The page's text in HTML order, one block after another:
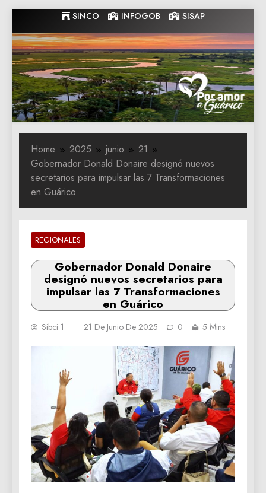
to
content
SINCO INFOGOB SISAP
Gobernacion
de Guarico
Gobernacion de Guarico
Home 2025 junio
21
Gobernador Donald Donaire designó nuevos
secretarios para impulsar las 7 Transformaciones
en Guárico
REGIONALES
Gobernador Donald Donaire
designó nuevos secretarios para
impulsar las 7 Transformaciones
en Guárico
Sibci 1 21 De Junio De 2025 0 5 Mins